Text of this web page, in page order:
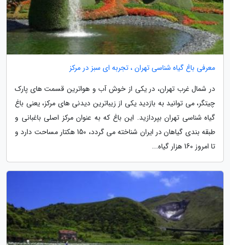
معرفی باغ گیاه شناسی تهران ، تجربه ای سبز در مرکز
در شمال غرب تهران، در یکی از خوش آب و هواترین قسمت های پارک
چیتگر، می توانید به بازدید یکی از زیباترین دیدنی های مرکز، یعنی باغ
گیاه شناسی تهران بپردازید. این باغ که به عنوان مرکز اصلی باغبانی و
طبقه بندی گیاهان در ایران شناخته می گردد، 150 هکتار مساحت دارد و
تا امروز 160 هزار گیاه...